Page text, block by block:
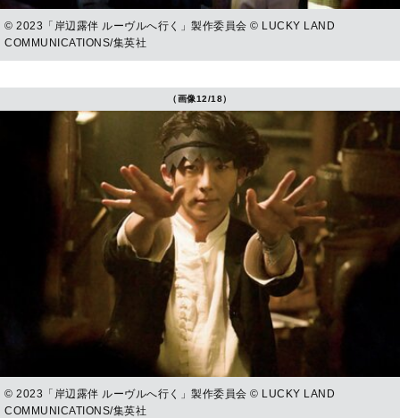
© 2023「岸辺露伴 ルーヴルへ行く」製作委員会 © LUCKY LAND
COMMUNICATIONS/集英社
（画像12/18）
© 2023「岸辺露伴 ルーヴルへ行く」製作委員会 © LUCKY LAND
COMMUNICATIONS/集英社